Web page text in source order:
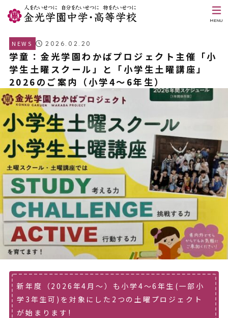
MENU
NEWS 2026.02.20
学童：金光学園わかばプロジェクト主催「小
学生土曜スクール」と「小学生土曜講座」
2026のご案内（小学4～6年生）
新年度（2026年4月～）も小学4～6年生(一部小
学3年生可)を対象にした2つの土曜プロジェクト
が始まります!